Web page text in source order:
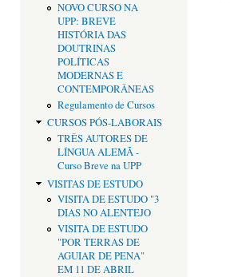
NOVO CURSO NA
UPP: BREVE
HISTÓRIA DAS
DOUTRINAS
POLÍTICAS
MODERNAS E
CONTEMPORÂNEAS
Regulamento de Cursos
CURSOS PÓS-LABORAIS
TRÊS AUTORES DE
LÍNGUA ALEMÃ -
Curso Breve na UPP
VISITAS DE ESTUDO
VISITA DE ESTUDO "3
DIAS NO ALENTEJO
VISITA DE ESTUDO
"POR TERRAS DE
AGUIAR DE PENA"
EM 11 DE ABRIL